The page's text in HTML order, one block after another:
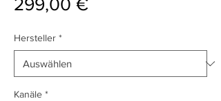
299,00 €
Hersteller *
Kanäle *